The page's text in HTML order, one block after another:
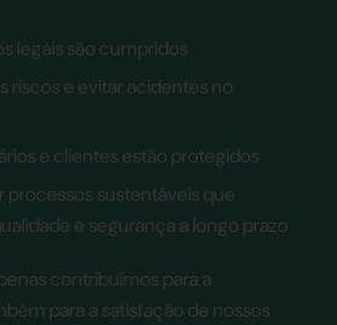
legais são cumpridos
riscos e evitar acidentes no
e clientes estão protegidos
processos sustentáveis que
e segurança a longo prazo
contribuímos para a
para a satisfação de nossos